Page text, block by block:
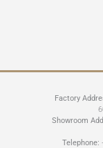
Factory
Showroom
Telephone: